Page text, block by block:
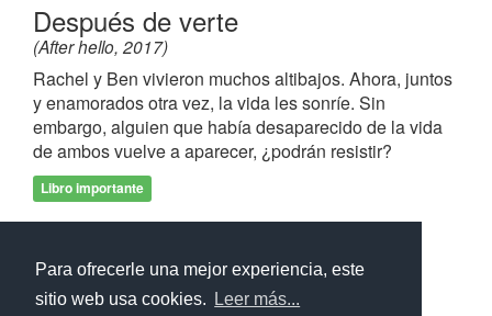
Para ofrecerle una mejor experiencia, este
sitio web usa cookies.
Leer más...
Después de verte
(After hello, 2017)
Rachel y Ben vivieron muchos altibajos. Ahora, juntos
y enamorados otra vez, la vida les sonríe. Sin
embargo, alguien que había desaparecido de la vida
de ambos vuelve a aparecer, ¿podrán resistir?
Libro importante
Frases deDespués de verte